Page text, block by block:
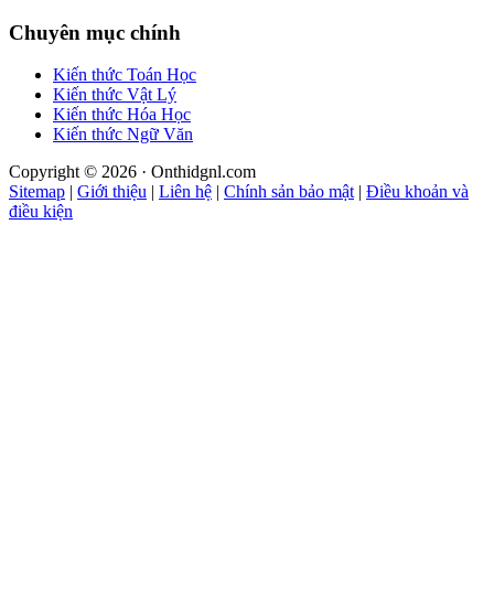
Chuyên mục chính
Kiến thức Toán Học
Kiến thức Vật Lý
Kiến thức Hóa Học
Kiến thức Ngữ Văn
Copyright © 2026 · Onthidgnl.com
Sitemap | Giới thiệu | Liên hệ | Chính sản bảo mật | Điều khoản và
điều kiện